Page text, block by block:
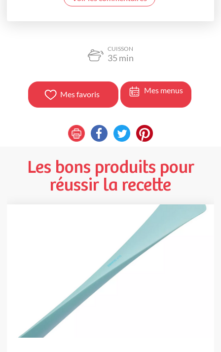
CUISSON
35 min
Mes favoris Mes menus
Les bons produits pour
réussir la recette